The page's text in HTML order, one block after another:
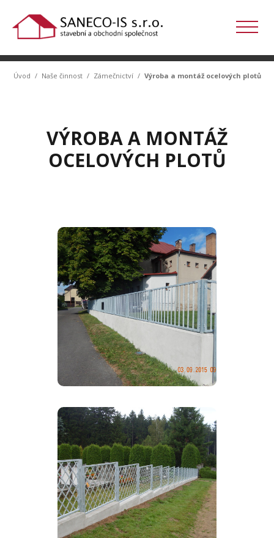
Úvod / Naše činnost / Zámečnictví / Výroba a montáž ocelových plotů
VÝROBA A MONTÁŽ
OCELOVÝCH PLOTŮ